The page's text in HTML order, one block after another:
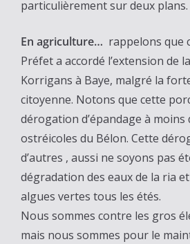
particulièrement sur deux plans.
En agriculture… rappelons que
Préfet a accordé l’extension de
Korrigans à Baye, malgré la
citoyenne. Notons que cette
dérogation d’épandage à moins
ostréicoles du Bélon. Cette
d’autres , aussi ne soyons pas
dégradation des eaux de la ria et
algues vertes tous les étés.
Nous sommes contre les gros
mais nous sommes pour le